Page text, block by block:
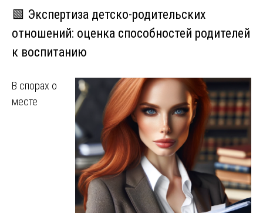
🟩 Экспертиза детско-родительских
отношений: оценка способностей родителей
к воспитанию
В спорах о
месте